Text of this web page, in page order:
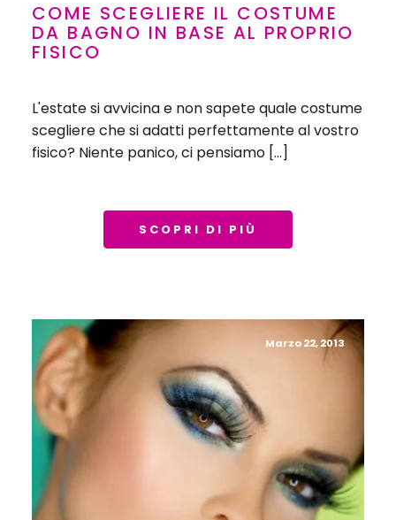
COME SCEGLIERE IL COSTUME
DA BAGNO IN BASE AL PROPRIO
FISICO
L'estate si avvicina e non sapete quale costume
scegliere che si adatti perfettamente al vostro
fisico? Niente panico, ci pensiamo […]
SCOPRI DI PIÙ
Marzo 22, 2013